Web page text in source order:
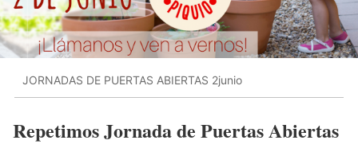
JORNADAS DE PUERTAS ABIERTAS 2junio
Repetimos Jornada de Puertas Abiertas